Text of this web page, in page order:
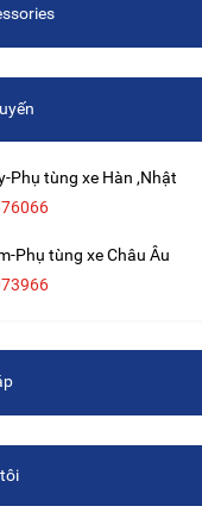
Phụ tùng xe Hàn ,Nhật
Phụ tùng xe Châu Âu